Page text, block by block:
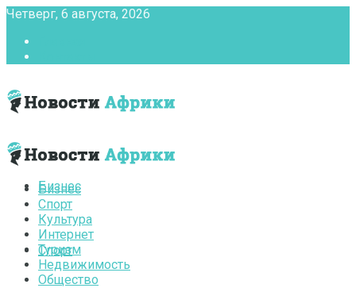
Четверг, 6 августа, 2026
Бизнес
Спорт
Бизнес
Спорт
Культура
Интернет
Туризм
Недвижимость
Общество